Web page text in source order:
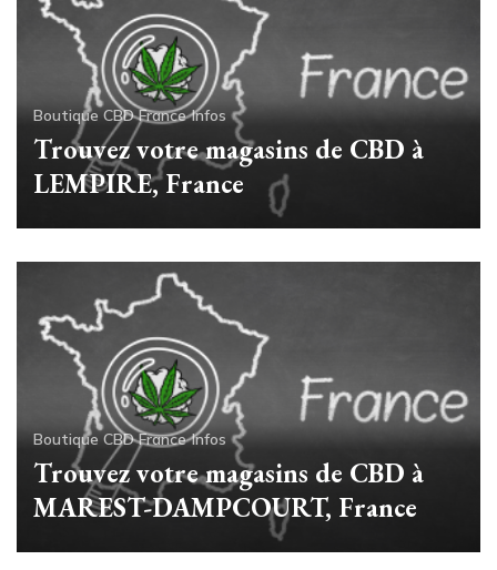
Boutique CBD France Infos
Trouvez votre magasins de CBD à
LEMPIRE, France
Boutique CBD France Infos
Trouvez votre magasins de CBD à
MAREST-DAMPCOURT, France